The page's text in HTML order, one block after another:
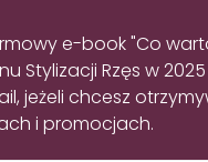
e-book "Co
Stylizacji Rzęs w 2025
jeżeli chcesz
i promocjach.